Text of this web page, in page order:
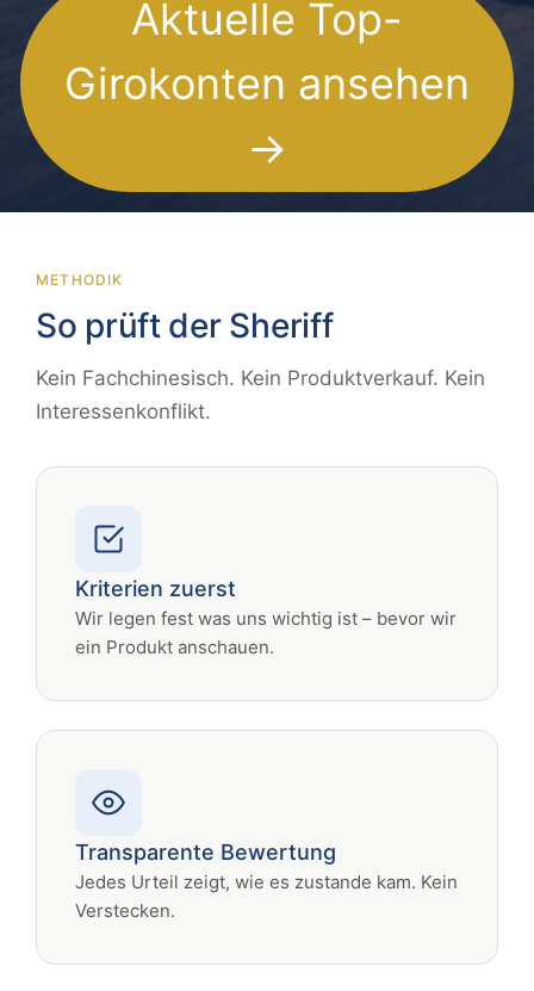
Aktuelle Top-
Girokonten ansehen
→
METHODIK
So prüft der Sheriff
Kein Fachchinesisch. Kein Produktverkauf. Kein
Interessenkonflikt.
Kriterien zuerst
Wir legen fest was uns wichtig ist – bevor wir
ein Produkt anschauen.
Transparente Bewertung
Jedes Urteil zeigt, wie es zustande kam. Kein
Verstecken.